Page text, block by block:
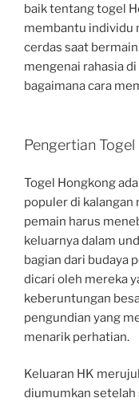
baik tentang togel
membantu individu
cerdas saat
mengenai rahasia
bagaimana cara
Pengertian
Togel Hongkong
populer di kalangan
pemain harus
keluarnya dalam
bagian dari budaya
dicari oleh mereka
keberuntungan
pengundian yang
menarik perhatian.
Keluaran HK
diumumkan setelah